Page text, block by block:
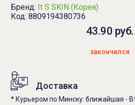
Бренд: It S SKIN (Корея)
Код: 8809194380736
43.90 руб.
закончился
Доставка
* Курьером по Минску: ближайшая -